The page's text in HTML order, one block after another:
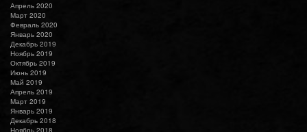
Апрель 2020
Март 2020
Февраль 2020
Январь 2020
Декабрь 2019
Ноябрь 2019
Октябрь 2019
Июнь 2019
Май 2019
Апрель 2019
Март 2019
Январь 2019
Декабрь 2018
Ноябрь 2018